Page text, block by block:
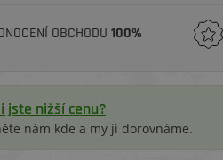
OBCHODU 100%
jste nižší cenu?
nám kde a my ji dorovnáme.